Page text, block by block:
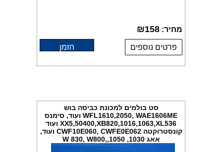
מחיר: ₪158
פרטים נוספים הזמן
סט בולמים למכונת כביסה בוש
WFL1610,2050, WAE1606ME ועוד, סימנס
XX5,50400,XB820,1016,1063,XL536 ועוד
קונסטרוקטה CWF10E060, CWFE0E062 ועוד,
אאג 1030, 1050,W 830, W800,
50630,50265,62800,6 מקט 218028